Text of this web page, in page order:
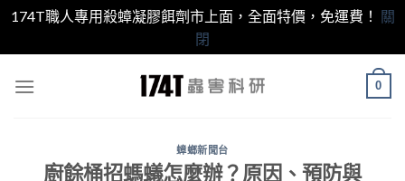
174T職人專用殺蟑凝膠餌劑市上面，全面特價，免運費！ 關
閉
0
蟑螂新聞台
廚餘桶招螞蟻怎麼辦？原因、預防與